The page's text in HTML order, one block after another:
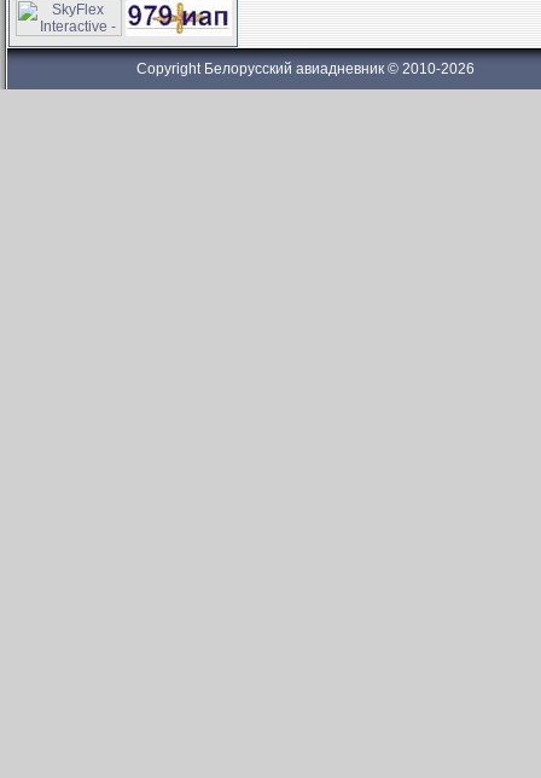
Copyright Белорусский авиадневник © 2010-2026